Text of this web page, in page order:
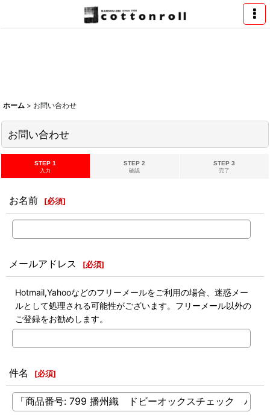
ホーム > お問い合わせ
お問い合わせ
STEP 1
入力
STEP 2
確認
STEP 3
完了
お名前 [必須]
メールアドレス [必須]
Hotmail,Yahooなどのフリーメールをご利用の場合、迷惑メー
ルとして処理される可能性がございます。フリーメール以外の
ご登録をお勧めします。
件名 [必須]